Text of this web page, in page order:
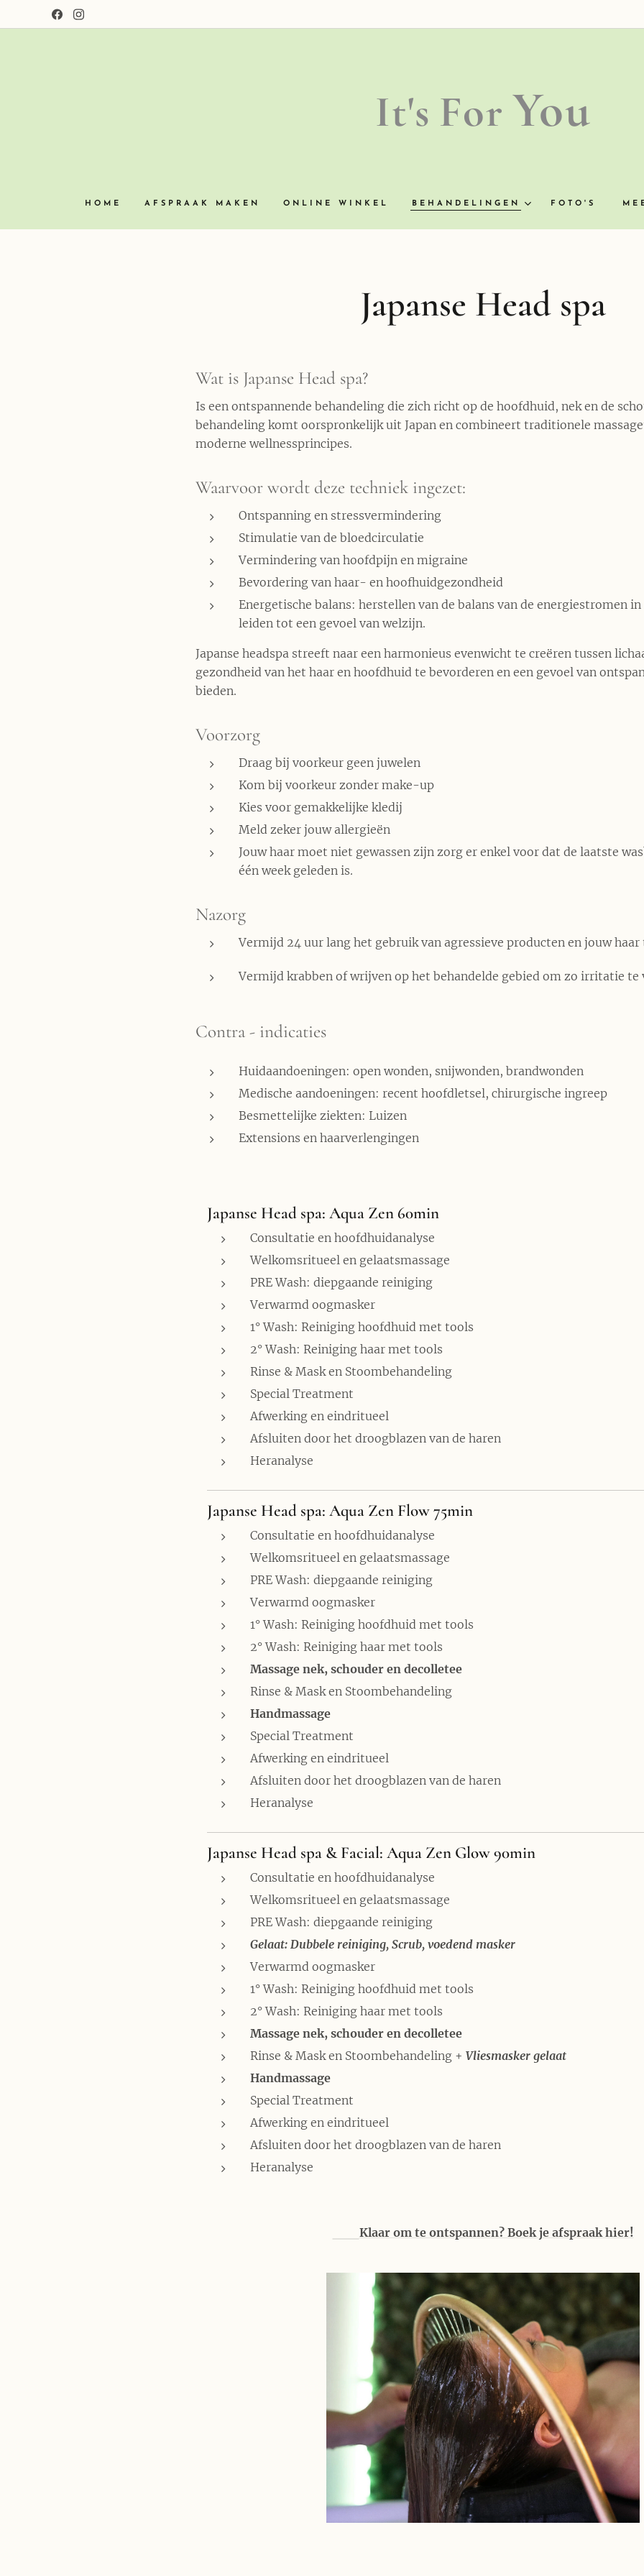
It's For You
HOME AFSPRAAK MAKEN ONLINE WINKEL BEHANDELINGEN FOTO'S
Japanse Head spa
Wat is Japanse Head spa?
Is een ontspannende behandeling die zich richt op de hoofdhuid, nek en de
behandeling komt oorspronkelijk uit Japan en combineert traditionele
moderne wellnessprincipes.
Waarvoor wordt deze techniek ingezet:
Ontspanning en stressvermindering
Stimulatie van de bloedcirculatie
Vermindering van hoofdpijn en migraine
Bevordering van haar- en hoofhuidgezondheid
Energetische balans: herstellen van de balans van de energiestromen
leiden tot een gevoel van welzijn.
Japanse headspa streeft naar een harmonieus evenwicht te creëren tussen
gezondheid van het haar en hoofdhuid te bevorderen en een gevoel van
bieden.
Voorzorg
Draag bij voorkeur geen juwelen
Kom bij voorkeur zonder make-up
Kies voor gemakkelijke kledij
Meld zeker jouw allergieën
Jouw haar moet niet gewassen zijn zorg er enkel voor dat de laatste
één week geleden is.
Nazorg
Vermijd 24 uur lang het gebruik van agressieve producten en jouw haar
Vermijd krabben of wrijven op het behandelde gebied om zo irritatie
Contra - indicaties
Huidaandoeningen: open wonden, snijwonden, brandwonden
Medische aandoeningen: recent hoofdletsel, chirurgische ingreep
Besmettelijke ziekten: Luizen
Extensions en haarverlengingen
Japanse Head spa: Aqua Zen 60min
Consultatie en hoofdhuidanalyse
Welkomsritueel en gelaatsmassage
PRE Wash: diepgaande reiniging
Verwarmd oogmasker
1° Wash: Reiniging hoofdhuid met tools
2° Wash: Reiniging haar met tools
Rinse & Mask en Stoombehandeling
Special Treatment
Afwerking en eindritueel
Afsluiten door het droogblazen van de haren
Heranalyse
Japanse Head spa: Aqua Zen Flow 75min
Consultatie en hoofdhuidanalyse
Welkomsritueel en gelaatsmassage
PRE Wash: diepgaande reiniging
Verwarmd oogmasker
1° Wash: Reiniging hoofdhuid met tools
2° Wash: Reiniging haar met tools
Massage nek, schouder en decolletee
Rinse & Mask en Stoombehandeling
Handmassage
Special Treatment
Afwerking en eindritueel
Afsluiten door het droogblazen van de haren
Heranalyse
Japanse Head spa & Facial: Aqua Zen Glow 90min
Consultatie en hoofdhuidanalyse
Welkomsritueel en gelaatsmassage
PRE Wash: diepgaande reiniging
Gelaat: Dubbele reiniging, Scrub, voedend masker
Verwarmd oogmasker
1° Wash: Reiniging hoofdhuid met tools
2° Wash: Reiniging haar met tools
Massage nek, schouder en decolletee
Rinse & Mask en Stoombehandeling + Vliesmasker gelaat
Handmassage
Special Treatment
Afwerking en eindritueel
Afsluiten door het droogblazen van de haren
Heranalyse
Klaar om te ontspannen? Boek je afspraak hier!